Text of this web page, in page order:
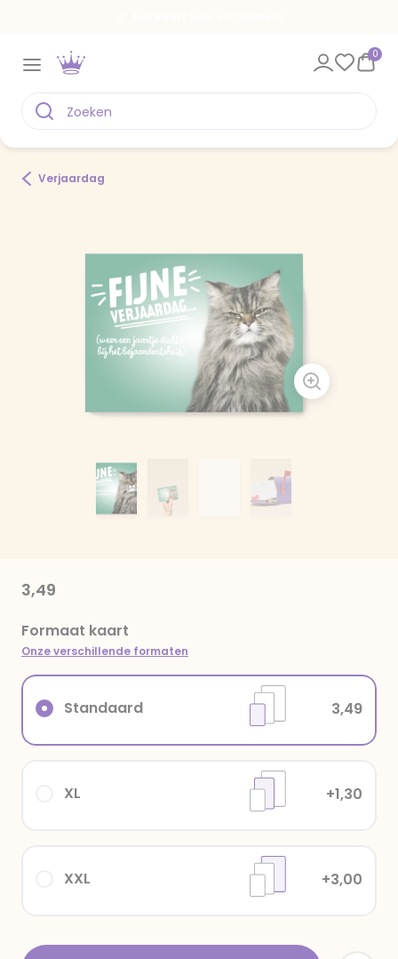
0
Verjaardag
3,49
Formaat kaart
Onze verschillende formaten
XXL +3,00
XL +1,30
Standaard 3,49